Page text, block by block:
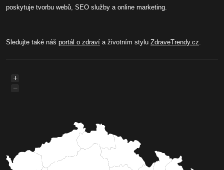
poskytuje tvorbu webů, SEO služby a online marketing.
Sledujte také náš portál o zdraví a životním stylu ZdraveTrendy.cz.
+
−